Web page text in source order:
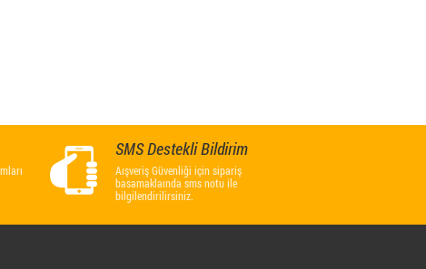
SMS Destekli Bildirim
Aışveriş Güvenliği için sipariş
basamaklaında sms notu ile
bilgilendirilirsiniz.